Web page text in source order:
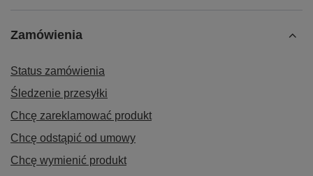
Zamówienia
Status zamówienia
Śledzenie przesyłki
Chcę zareklamować produkt
Chcę odstąpić od umowy
Chcę wymienić produkt